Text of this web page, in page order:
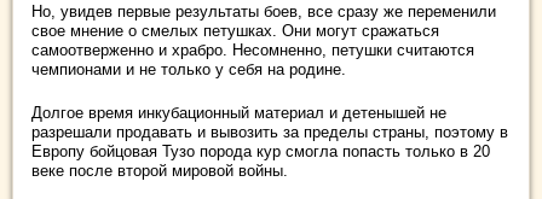
Но, увидев первые результаты боев, все сразу же переменили
свое мнение о смелых петушках. Они могут сражаться
самоотверженно и храбро. Несомненно, петушки считаются
чемпионами и не только у себя на родине.
Долгое время инкубационный материал и детенышей не
разрешали продавать и вывозить за пределы страны, поэтому в
Европу бойцовая Тузо порода кур смогла попасть только в 20
веке после второй мировой войны.